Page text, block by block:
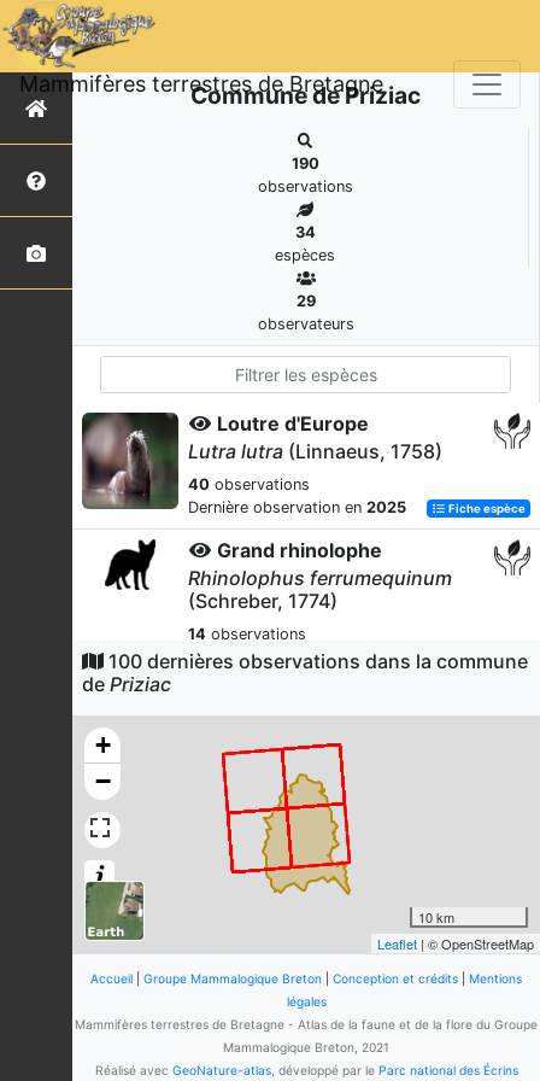
Mammifères terrestres de Bretagne
Commune de Priziac
190
observations
34
espèces
29
observateurs
Loutre d'Europe
Lutra lutra (Linnaeus, 1758)
40 observations
Dernière observation en 2025 Fiche espèce
Grand rhinolophe
Rhinolophus ferrumequinum
(Schreber, 1774)
14 observations
Dernière observation en 2026 Fiche espèce
(Borkhausen, 1797)
observations
Dernière observation en
Blaireau européen
Meles meles (Linnaeus, 1758)
2022 Fiche espèce
Hérisson d'Europe
Erinaceus europaeus
1758
observations
100 dernières observations dans la commune
de Priziac
+
−
10 km
Leaflet | © OpenStreetMap
Accueil Groupe Mammalogique Breton Conception et crédits
Mentions
légales
Mammifères terrestres de Bretagne - Atlas de la faune et de la flore du Groupe
Mammalogique Breton, 2021
Réalisé avec GeoNature-atlas, développé par le Parc national des Écrins